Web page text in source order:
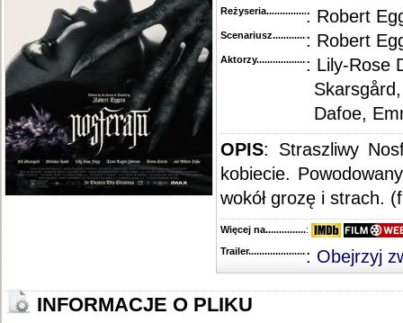
Reżyseria........................................
: Robert
Scenariusz........................................
: Robert
Aktorzy...........................................
: Lily-Rose
Dafoe,
OPIS: Straszliwy
kobiecie.
wokół grozę i strach.
Więcej na........................................
:
Trailer...........................................
: Obejrzyj
INFORMACJE O PLIKU